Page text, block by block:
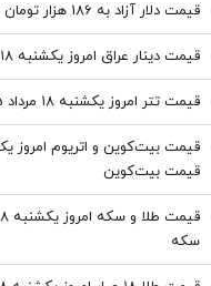
قیمت دلار آزاد به 186 هزار تومان رسید
قیمت دینار عراق امروز یکشنبه ۱۸ مرداد 1405/ افزایش قیمت دینار
قیمت تتر امروز یکشنبه ۱۸ مرداد 1405 / کاهش قیمت تتر
قیمت بیت‌کوین
سکه